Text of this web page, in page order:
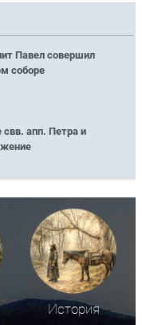
Павел совершил
соборе
свв. апп. Петра и
История